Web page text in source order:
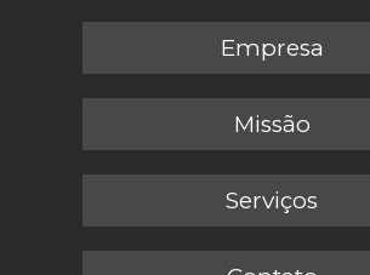
Empresa
Missão
Serviços